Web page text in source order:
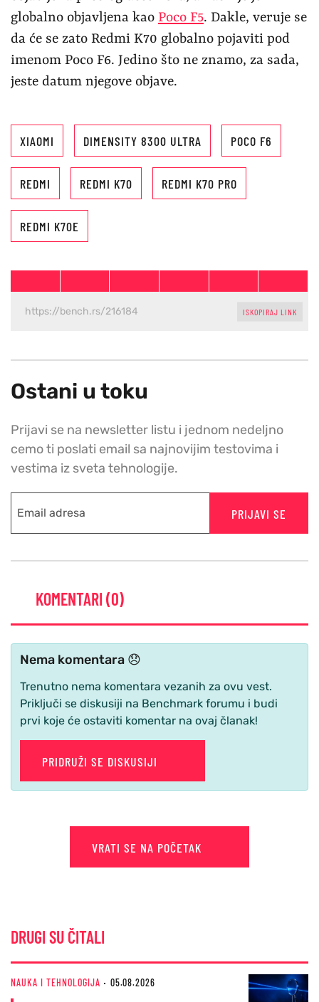
globalno objavljena kao Poco F5. Dakle, veruje se
da će se zato Redmi K70 globalno pojaviti pod
imenom Poco F6. Jedino što ne znamo, za sada,
jeste datum njegove objave.
XIAOMI DIMENSITY 8300 ULTRA POCO F6
REDMI REDMI K70 REDMI K70 PRO
REDMI K70E
ISKOPIRAJ LINK
Ostani u toku
Prijavi se na newsletter listu i jednom nedeljno
cemo ti poslati email sa najnovijim testovima i
vestima iz sveta tehnologije.
PRIJAVI SE
KOMENTARI (0)
Nema komentara 😞
Trenutno nema komentara vezanih za ovu vest.
Priključi se diskusiji na Benchmark forumu i budi
prvi koje će ostaviti komentar na ovaj članak!
PRIDRUŽI SE DISKUSIJI
VRATI SE NA POČETAK
DRUGI SU ČITALI
NAUKA I TEHNOLOGIJA 05.08.2026